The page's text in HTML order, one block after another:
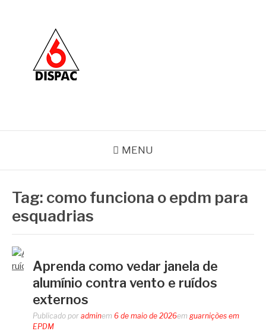
MENU
Tag: como funciona o epdm para
esquadrias
Aprenda como vedar janela de
alumínio contra vento e ruídos
externos
Publicado por adminem 6 de maio de 2026em guarnições em
EPDM